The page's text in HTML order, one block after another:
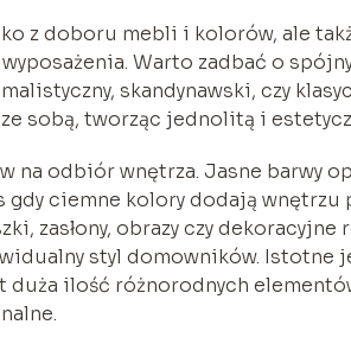
z doboru mebli i kolorów, ale
Warto zadbać o
skandynawski, czy
ze sobą, tworząc jednolitą i
na odbiór wnętrza. Jasne barwy
gdy ciemne kolory dodają
zasłony, obrazy czy dekoracyjne
styl domowników. Istotne
duża ilość różnorodnych